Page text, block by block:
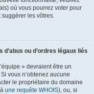
où vous pourrez voter pour
suggérer les vôtres.
ou d’ordres légaux liés
» devraient être un
vous n’obtenez aucune
le propriétaire du domaine
une requête WHOIS), ou, si